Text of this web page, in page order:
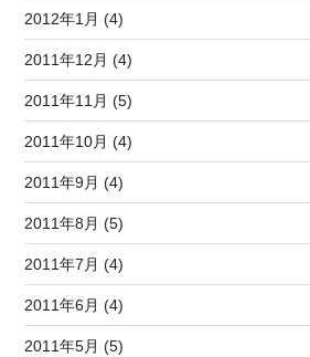
2012年1月 (4)
2011年12月 (4)
2011年11月 (5)
2011年10月 (4)
2011年9月 (4)
2011年8月 (5)
2011年7月 (4)
2011年6月 (4)
2011年5月 (5)